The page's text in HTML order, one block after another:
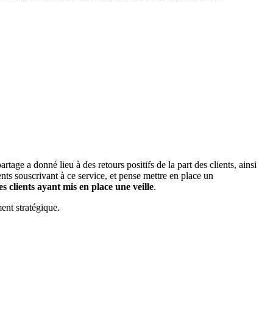
a donné lieu à des retours positifs de la part des clients, ainsi
souscrivant à ce service, et pense mettre en place un
clients ayant mis en place une veille.
stratégique.